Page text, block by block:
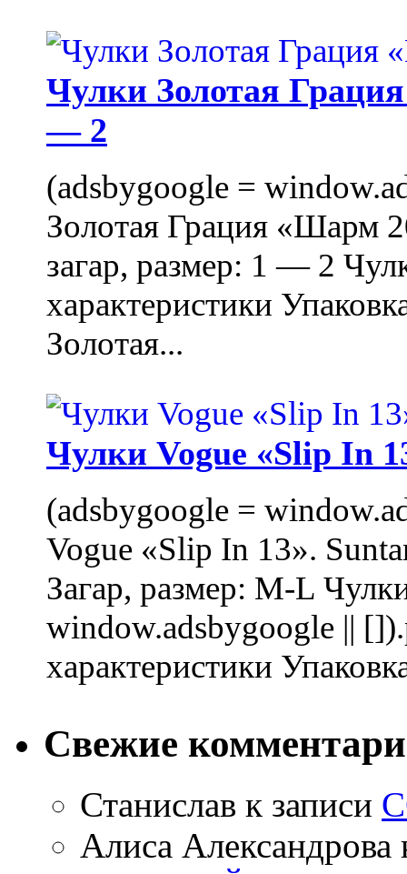
Чулки Золотая
— 2
(adsbygoogle =
Золотая Грация «Шарм
загар, размер: 1 — 2
характеристики
Золотая...
Чулки Vogue «Slip In
(adsbygoogle =
Vogue «Slip In 13».
Загар, размер: M-L
window.adsbygoogle ||
характеристики
Свежие
Станислав к записи
Алиса Александрова